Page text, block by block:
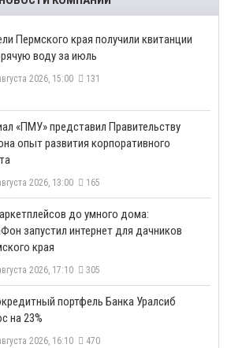
Пермского края получили квитанции
воду за июль
2026, 15:00 131
«ПМУ» представил Правительству
опыт развития корпоративного
2026, 13:00 165
до умного дома:
запустил интернет для дачников
края
2026, 17:10 305
портфель Банка Уралсиб
на 23%
2026, 16:10 470